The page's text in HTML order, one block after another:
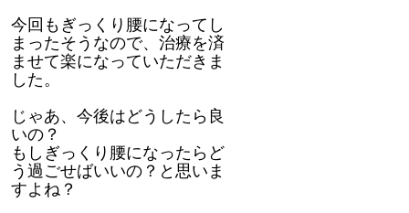
今回もぎっくり腰になってし
まったそうなので、治療を済
ませて楽になっていただきま
した。
じゃあ、今後はどうしたら良
いの？
もしぎっくり腰になったらど
う過ごせばいいの？と思いま
すよね？